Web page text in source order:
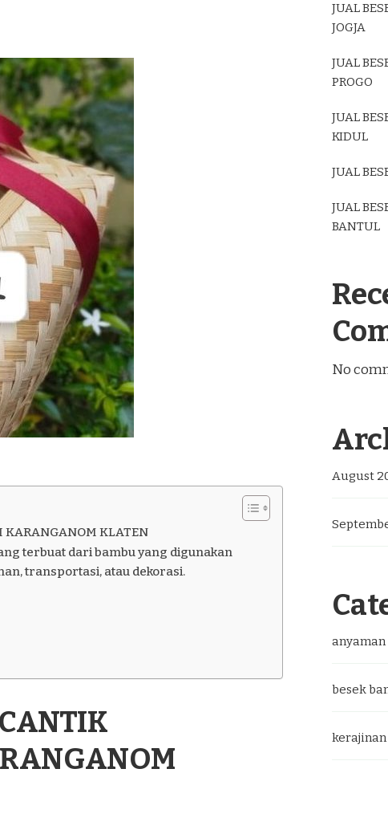
KARANGANOM KLATEN
terbuat dari bambu yang digunakan
transportasi, atau dekorasi.
JUAL
JOGJA
JUAL
PROGO
JUAL
KIDUL
JUAL
JUAL
BANTUL
No
August
besek